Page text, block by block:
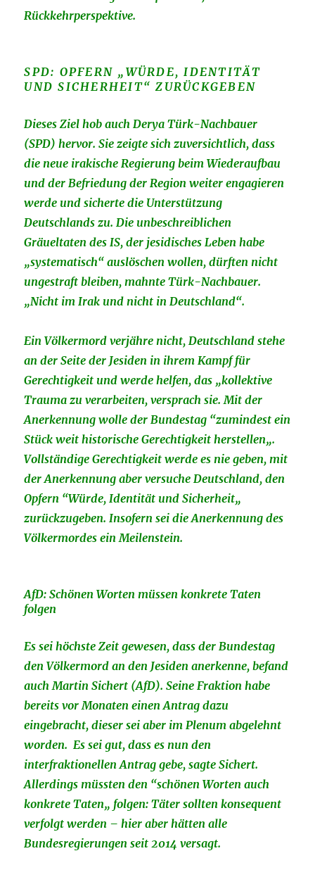
Rückkehrperspektive.
SPD: OPFERN „WÜRDE, IDENTITÄT
UND SICHERHEIT“ ZURÜCKGEBEN
Dieses Ziel hob auch Derya Türk-Nachbauer
(SPD) hervor. Sie zeigte sich zuversichtlich, dass
die neue irakische Regierung beim Wiederaufbau
und der Befriedung der Region weiter engagieren
werde und sicherte die Unterstützung
Deutschlands zu. Die unbeschreiblichen
Gräueltaten des IS, der jesidisches Leben habe
„systematisch“ auslöschen wollen, dürften nicht
ungestraft bleiben, mahnte Türk-Nachbauer.
„Nicht im Irak und nicht in Deutschland“.
Ein Völkermord verjähre nicht, Deutschland stehe
an der Seite der Jesiden in ihrem Kampf für
Gerechtigkeit und werde helfen, das „kollektive
Trauma zu verarbeiten, versprach sie. Mit der
Anerkennung wolle der Bundestag “zumindest ein
Stück weit historische Gerechtigkeit herstellen„.
Vollständige Gerechtigkeit werde es nie geben, mit
der Anerkennung aber versuche Deutschland, den
Opfern “Würde, Identität und Sicherheit„
zurückzugeben. Insofern sei die Anerkennung des
Völkermordes ein Meilenstein.
AfD: Schönen Worten müssen konkrete Taten
folgen
Es sei höchste Zeit gewesen, dass der Bundestag
den Völkermord an den Jesiden anerkenne, befand
auch Martin Sichert (AfD). Seine Fraktion habe
bereits vor Monaten einen Antrag dazu
eingebracht, dieser sei aber im Plenum abgelehnt
worden. Es sei gut, dass es nun den
interfraktionellen Antrag gebe, sagte Sichert.
Allerdings müssten den “schönen Worten auch
konkrete Taten„ folgen: Täter sollten konsequent
verfolgt werden – hier aber hätten alle
Bundesregierungen seit 2014 versagt.